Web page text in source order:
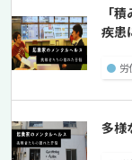
「
疾患
●
多様